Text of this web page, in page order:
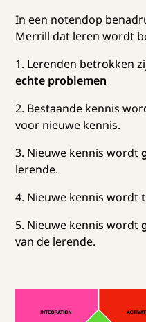
In een notendop
Merrill dat leren wordt
1. Lerenden betrokken
echte problemen
2. Bestaande kennis
voor nieuwe kennis.
3. Nieuwe kennis wordt
lerende.
4. Nieuwe kennis wordt
5. Nieuwe kennis wordt
van de lerende.